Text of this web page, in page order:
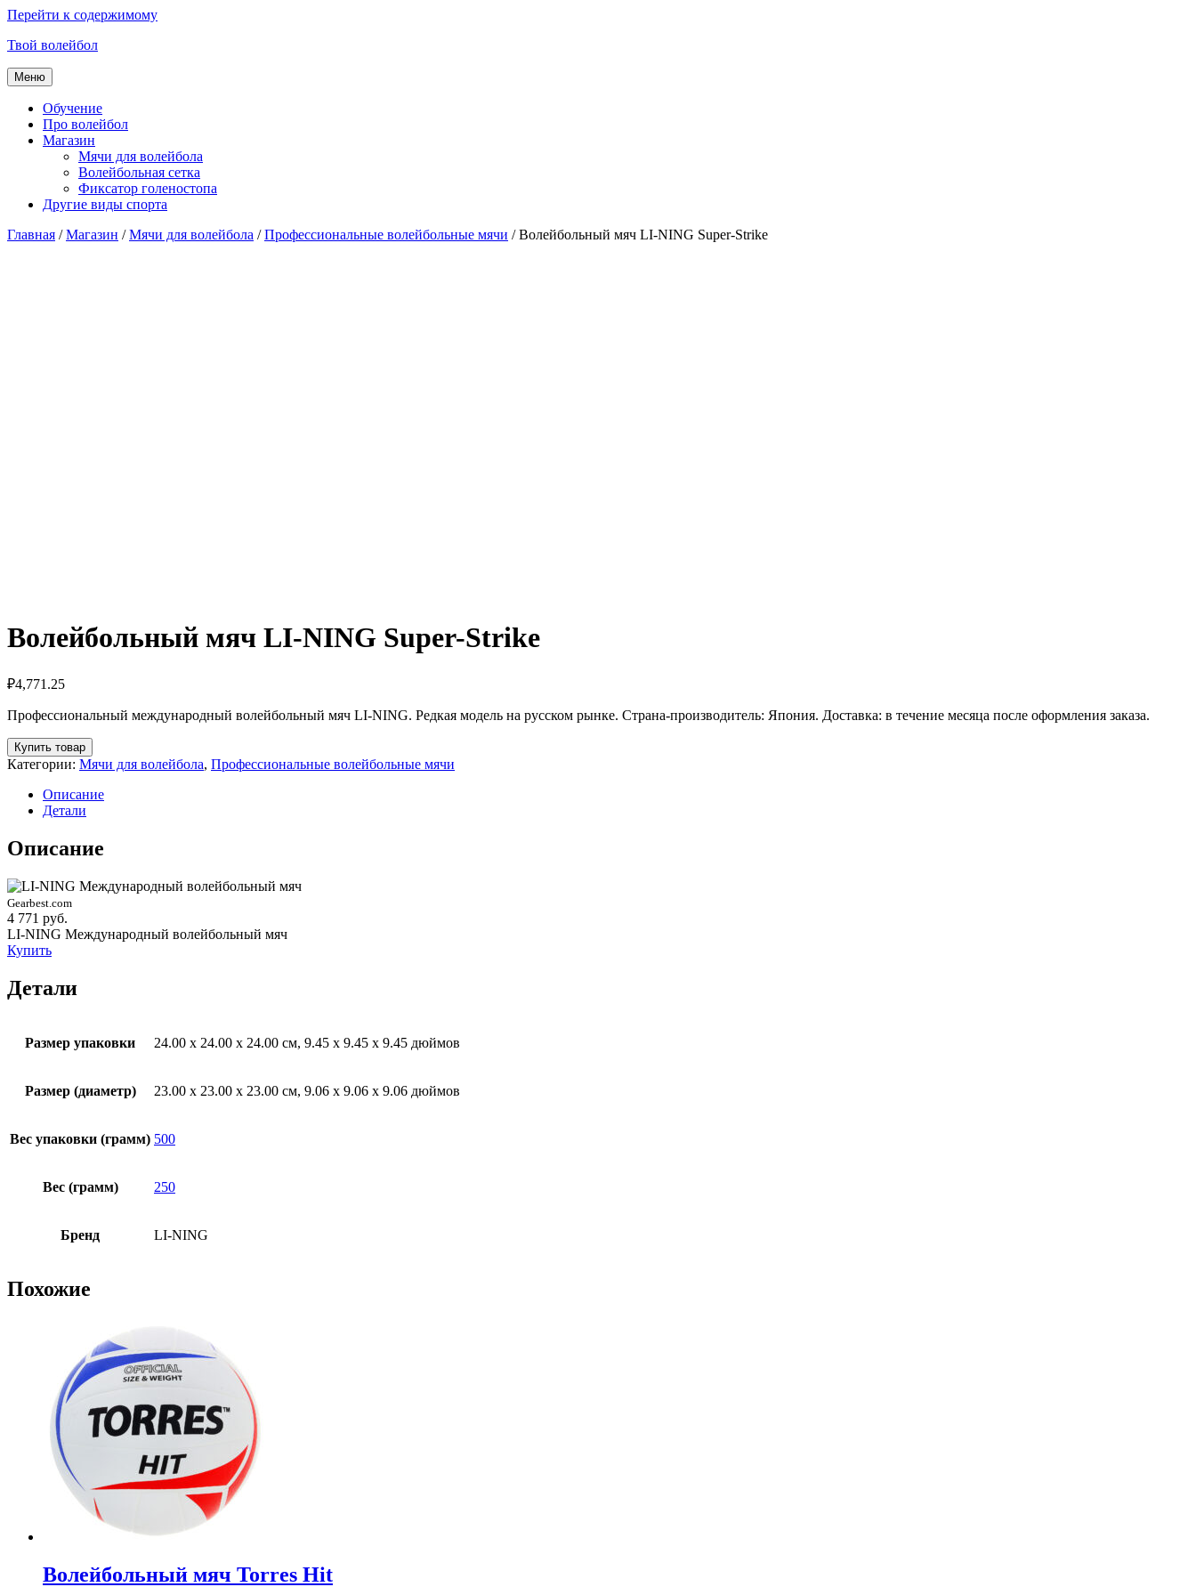
Перейти к содержимому
Твой волейбол
Меню
Обучение
Про волейбол
Магазин
Мячи для волейбола
Волейбольная сетка
Фиксатор голеностопа
Другие виды спорта
Главная /Магазин /Мячи для волейбола /Профессиональные волейбольные мячи / Волейбольный мяч LI-NING Super-Strike
Волейбольный мяч LI-NING Super-Strike
₽4,771.25
Профессиональный международный волейбольный мяч LI-NING. Редкая модель на русском рынке. Страна-производитель: Япония. Доставка: в течение месяца после оформления заказа.
Купить товар
Категории: Мячи для волейбола, Профессиональные волейбольные мячи
Описание
Детали
Описание
Gearbest.com
4 771 руб.
LI-NING Международный волейбольный мяч
Купить
Детали
Размер упаковки 24.00 x 24.00 x 24.00 см, 9.45 x 9.45 x 9.45 дюймов
Размер (диаметр) 23.00 x 23.00 x 23.00 см, 9.06 x 9.06 x 9.06 дюймов
Вес упаковки (грамм) 500
Вес (грамм) 250
Бренд LI-NING
Похожие
Волейбольный мяч Torres Hit